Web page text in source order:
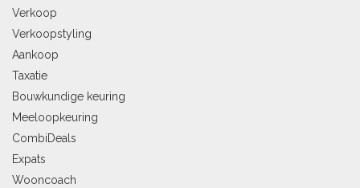
Verkoop
Verkoopstyling
Aankoop
Taxatie
Bouwkundige keuring
Meeloopkeuring
CombiDeals
Expats
Wooncoach